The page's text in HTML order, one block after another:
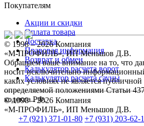
Покупателям
Акции и скидки
Оплата товара
Доставка
Правовая информация
Возврат и обмен
Калькулятор расчета ворот
Калькулятор расчета сауны
© 1998 – 2026 Компания
«М-ПРОФИЛЬ», ИП Меньшов Д.В.
+7 (921) 371-01-80 +7 (931) 203-62-
© 1998 – 2026 Компания
«М-ПРОФИЛЬ», ИП Меньшов Д.В.
Обращаем ваше внимание на то, что
носит исключительно
каких условиях не является
определяемой положениями Статьи
кодекса РФ.